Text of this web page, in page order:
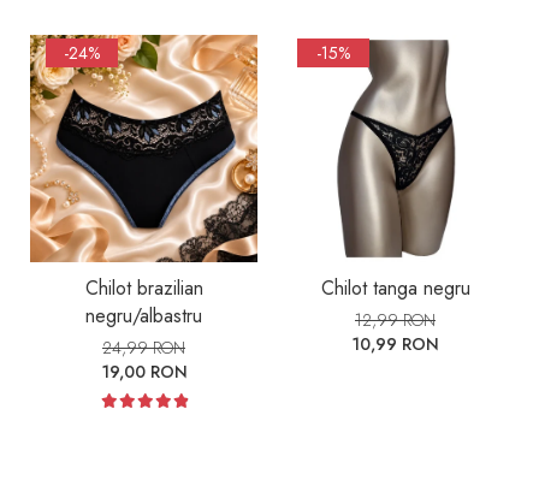
-24%
Chilot brazilian
negru/albastru
24,99 RON
19,00 RON
-15%
Chilot tanga negru
12,99 RON
10,99 RON